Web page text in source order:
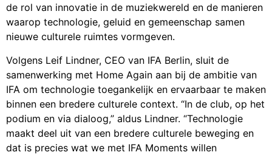
de rol van innovatie in de muziekwereld en de manieren
waarop technologie, geluid en gemeenschap samen
nieuwe culturele ruimtes vormgeven.
Volgens Leif Lindner, CEO van IFA Berlin, sluit de
samenwerking met Home Again aan bij de ambitie van
IFA om technologie toegankelijk en ervaarbaar te maken
binnen een bredere culturele context. “In de club, op het
podium en via dialoog,” aldus Lindner. “Technologie
maakt deel uit van een bredere culturele beweging en
dat is precies wat we met IFA Moments willen